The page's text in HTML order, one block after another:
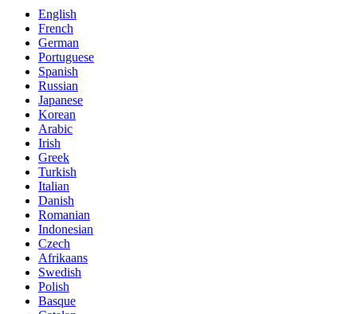
English
French
German
Portuguese
Spanish
Russian
Japanese
Korean
Arabic
Irish
Greek
Turkish
Italian
Danish
Romanian
Indonesian
Czech
Afrikaans
Swedish
Polish
Basque